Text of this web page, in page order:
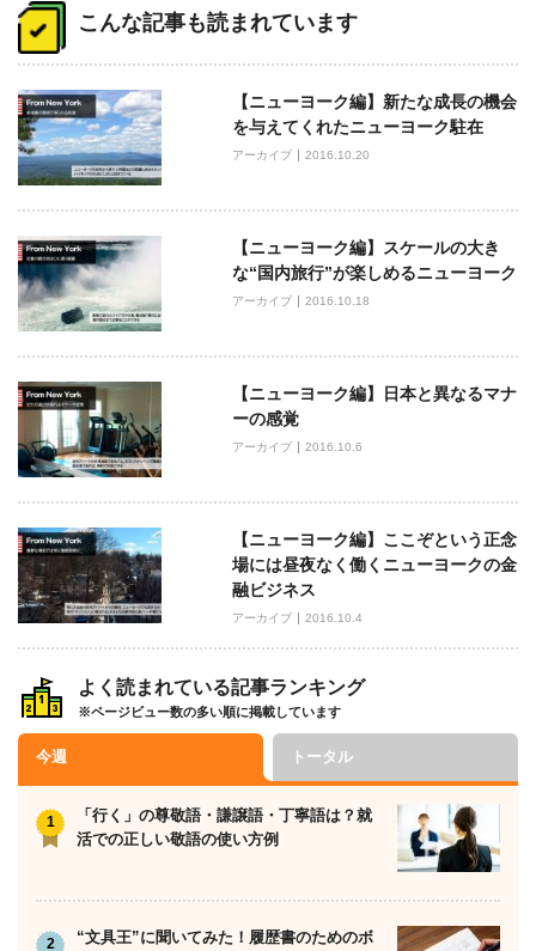
稿
ナ
ゲ
ー
シ
ョ
ン
こんな記事も読まれています
【ニューヨーク編】新たな成長の機会
を与えてくれたニューヨーク駐在
アーカイブ 2016.10.20
【ニューヨーク編】スケールの大き
な“国内旅行”が楽しめるニューヨーク
アーカイブ 2016.10.18
【ニューヨーク編】日本と異なるマナ
ーの感覚
アーカイブ 2016.10.6
【ニューヨーク編】ここぞという正念
場には昼夜なく働くニューヨークの金
融ビジネス
アーカイブ 2016.10.4
よく読まれている記事ランキング
※ページビュー数の多い順に掲載しています
今週 トータル
「行く」の尊敬語・謙譲語・丁寧語は？就
活での正しい敬語の使い方例
“文具王”に聞いてみた！履歴書のためのボ